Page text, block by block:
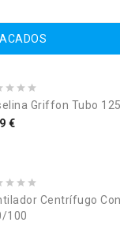
Griffon Tubo 125
€
Centrífugo
100